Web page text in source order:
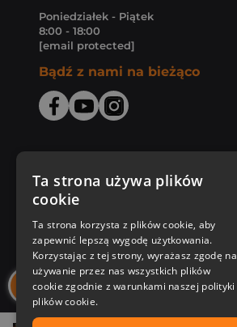
Poniedziałek - Piątek
8:00 - 18:00
[email protected]
Bądź z nami na bieżąco
Zakupy u nas
Nasza oferta
Nasi autorzy
Ta strona używa plików
cookie
Ta strona korzysta z plików cookie, aby
zapewnić lepszą wygodę użytkowania.
Korzystając z tej strony, wyrażasz zgodę na
używanie przez nas wszystkich plików
cookie zgodnie z warunkami naszej polityki
plików cookie.